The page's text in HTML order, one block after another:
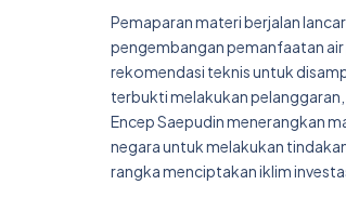
Pemaparan materi berjalan
pengembangan pemanfaatan air
rekomendasi teknis untuk
terbukti melakukan
Encep Saepudin menerangkan
negara untuk melakukan
rangka menciptakan iklim